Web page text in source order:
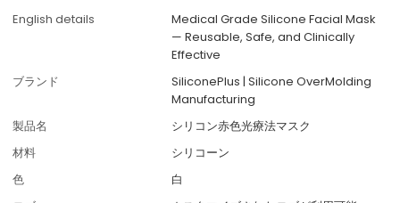
English details
Medical Grade Silicone Facial Mask
— Reusable, Safe, and Clinically
Effective
ブランド
SiliconePlus | Silicone OverMolding
Manufacturing
製品名
シリコン赤色光療法マスク
材料
シリコーン
色
白